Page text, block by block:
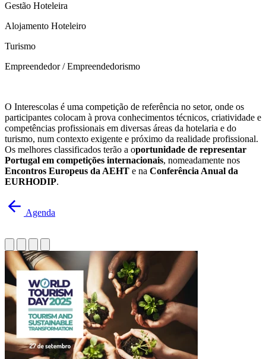
Gestão Hoteleira
Alojamento Hoteleiro
Turismo
Empreendedor / Empreendedorismo
O Interescolas é uma competição de referência no setor, onde os
participantes colocam à prova conhecimentos técnicos, criatividade e
competências profissionais em diversas áreas da hotelaria e do
turismo, num contexto exigente e próximo da realidade profissional.
Os melhores classificados terão a oportunidade de representar
Portugal em competições internacionais, nomeadamente nos
Encontros Europeus da AEHT e na Conferência Anual da
EURHODIP.
Agenda